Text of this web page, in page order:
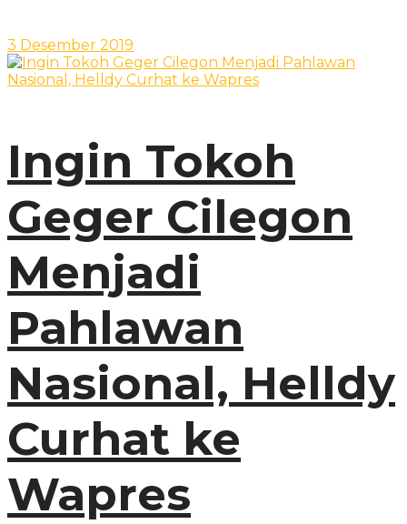
3 Desember 2019
Ingin Tokoh
Geger Cilegon
Menjadi
Pahlawan
Nasional, Helldy
Curhat ke
Wapres